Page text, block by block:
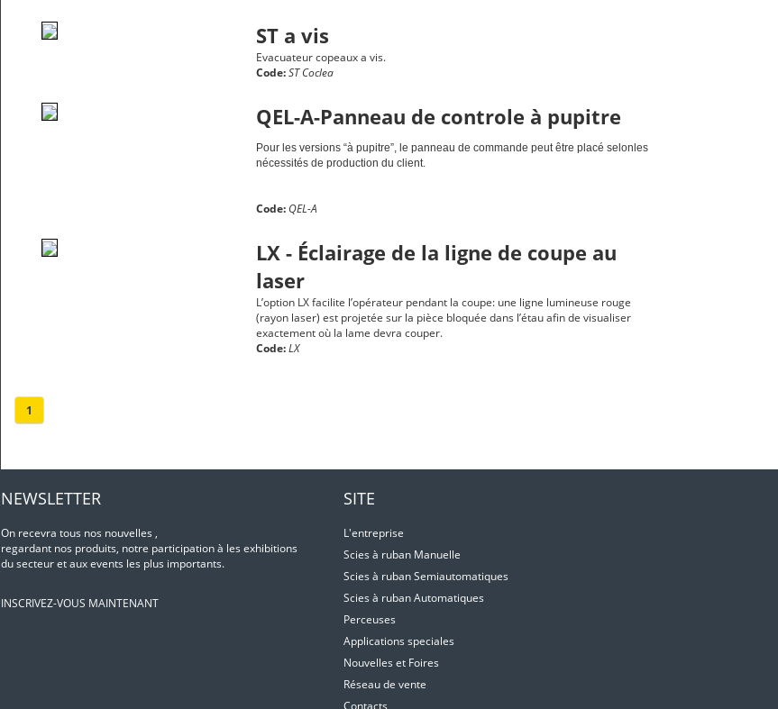
ST a vis
Evacuateur copeaux a vis.
Code:ST Coclea
QEL-A-Panneau de controle à pupitre
Pour les versions “à pupitre”, le panneau de commande peut être placé selonles
nécessités de production du client.
Code: QEL-A
LX - Éclairage de la ligne de coupe au
laser
L’option LX facilite l’opérateur pendant la coupe: une ligne lumineuse rouge
(rayon laser) est projetée sur la pièce bloquée dans l’étau afin de visualiser
exactement où la lame devra couper.
Code:LX
1
NEWSLETTER
On recevra tous nos nouvelles ,
regardant nos produits, notre participation à les exhibitions
du secteur et aux events les plus importants.
INSCRIVEZ-VOUS MAINTENANT
SITE
L'entreprise
Scies à ruban Manuelle
Scies à ruban Semiautomatiques
Scies à ruban Automatiques
Perceuses
Applications speciales
Nouvelles et Foires
Réseau de vente
Contacts